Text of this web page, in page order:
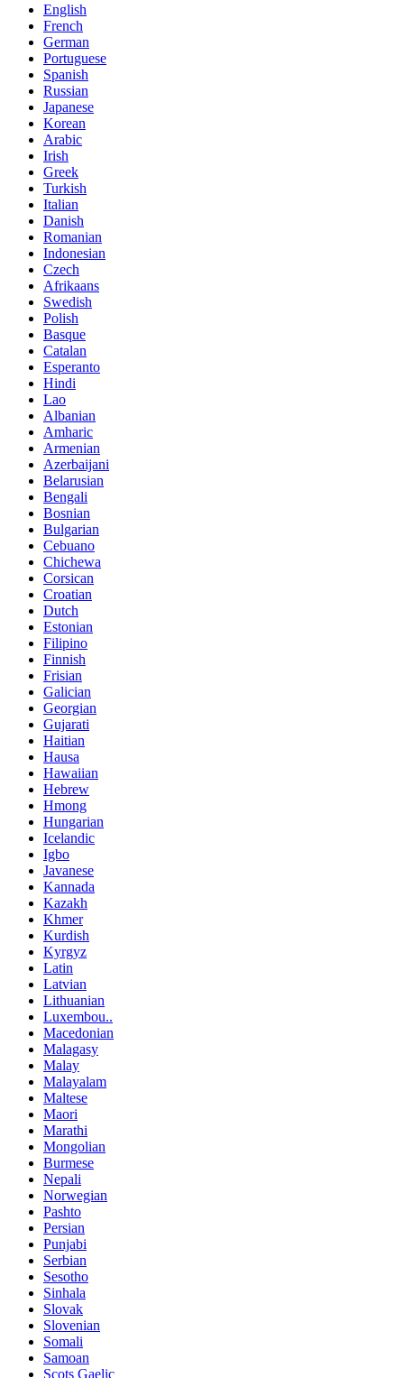
English
French
German
Portuguese
Spanish
Russian
Japanese
Korean
Arabic
Irish
Greek
Turkish
Italian
Danish
Romanian
Indonesian
Czech
Afrikaans
Swedish
Polish
Basque
Catalan
Esperanto
Hindi
Lao
Albanian
Amharic
Armenian
Azerbaijani
Belarusian
Bengali
Bosnian
Bulgarian
Cebuano
Chichewa
Corsican
Croatian
Dutch
Estonian
Filipino
Finnish
Frisian
Galician
Georgian
Gujarati
Haitian
Hausa
Hawaiian
Hebrew
Hmong
Hungarian
Icelandic
Igbo
Javanese
Kannada
Kazakh
Khmer
Kurdish
Kyrgyz
Latin
Latvian
Lithuanian
Luxembou..
Macedonian
Malagasy
Malay
Malayalam
Maltese
Maori
Marathi
Mongolian
Burmese
Nepali
Norwegian
Pashto
Persian
Punjabi
Serbian
Sesotho
Sinhala
Slovak
Slovenian
Somali
Samoan
Scots Gaelic